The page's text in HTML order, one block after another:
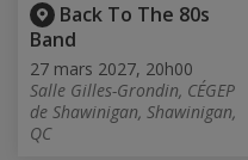
Back To The 80s
Band
27 mars 2027, 20h00
Salle Gilles-Grondin, CÉGEP
de Shawinigan, Shawinigan,
QC